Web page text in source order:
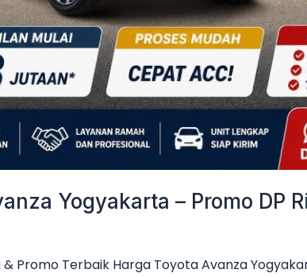
Yogyakarta – Promo DP
Promo Terbaik Harga Toyota Avanza